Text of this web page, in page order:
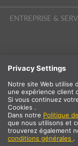
ENTREPRISE &